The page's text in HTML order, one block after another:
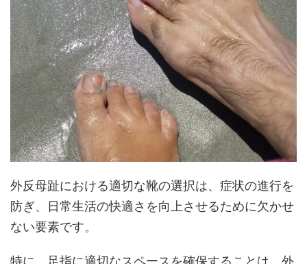
外反母趾における適切な靴の選択は、症状の進行を
防ぎ、日常生活の快適さを向上させるために欠かせ
ない要素です。